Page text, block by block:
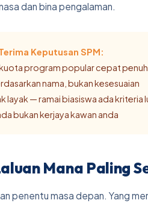
dan bina pengalaman.
Keputusan SPM:
program popular cepat penuh
nama, bukan kesesuaian
layak — ramai biasiswa ada kriteria
bukan kerjaya kawan anda
Mana Paling
penentu masa depan. Yang